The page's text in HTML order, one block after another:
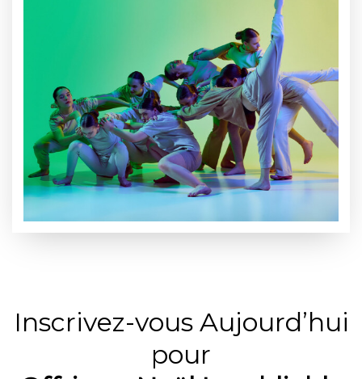
Inscrivez-vous Aujourd’hui
pour